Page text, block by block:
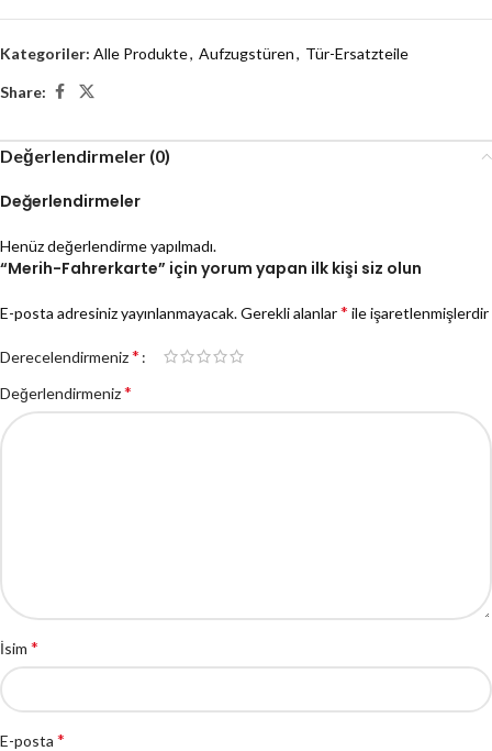
Kategoriler: Alle Produkte, Aufzugstüren, Tür-Ersatzteile
Share:
Değerlendirmeler (0)
Değerlendirmeler
Henüz değerlendirme yapılmadı.
“Merih-Fahrerkarte” için yorum yapan ilk kişi siz olun
E-posta adresiniz yayınlanmayacak.Gerekli alanlar* ile işaretlenmişlerdir
Derecelendirmeniz*
Değerlendirmeniz*
İsim *
E-posta *